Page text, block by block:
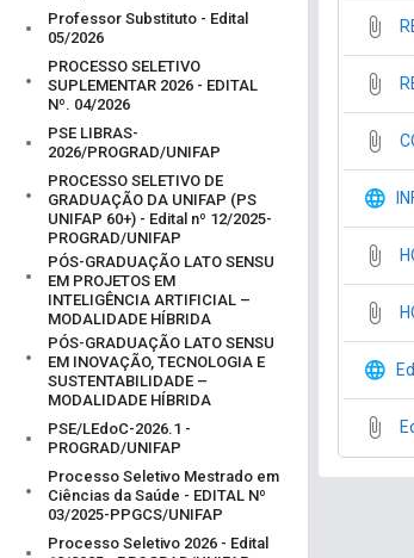
Professor Substituto - Edital
05/2026
PROCESSO SELETIVO
SUPLEMENTAR 2026 - EDITAL
Nº. 04/2026
PSE LIBRAS-
2026/PROGRAD/UNIFAP
PROCESSO SELETIVO DE
GRADUAÇÃO DA UNIFAP (PS
UNIFAP 60+) - Edital nº 12/2025-
PROGRAD/UNIFAP
PÓS-GRADUAÇÃO LATO SENSU
EM PROJETOS EM
INTELIGÊNCIA ARTIFICIAL –
MODALIDADE HÍBRIDA
PÓS-GRADUAÇÃO LATO SENSU
EM INOVAÇÃO, TECNOLOGIA E
SUSTENTABILIDADE –
MODALIDADE HÍBRIDA
PSE/LEdoC-2026.1 -
PROGRAD/UNIFAP
Processo Seletivo Mestrado em
Ciências da Saúde - EDITAL Nº
03/2025-PPGCS/UNIFAP
Processo Seletivo 2026 - Edital